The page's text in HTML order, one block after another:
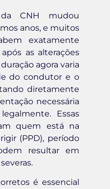
CNH mudou
anos, e muitos
exatamente
as alterações
agora varia
do condutor e o
diretamente
necessária
Essas
quem está na
(PPD), período
resultar em
é essencial